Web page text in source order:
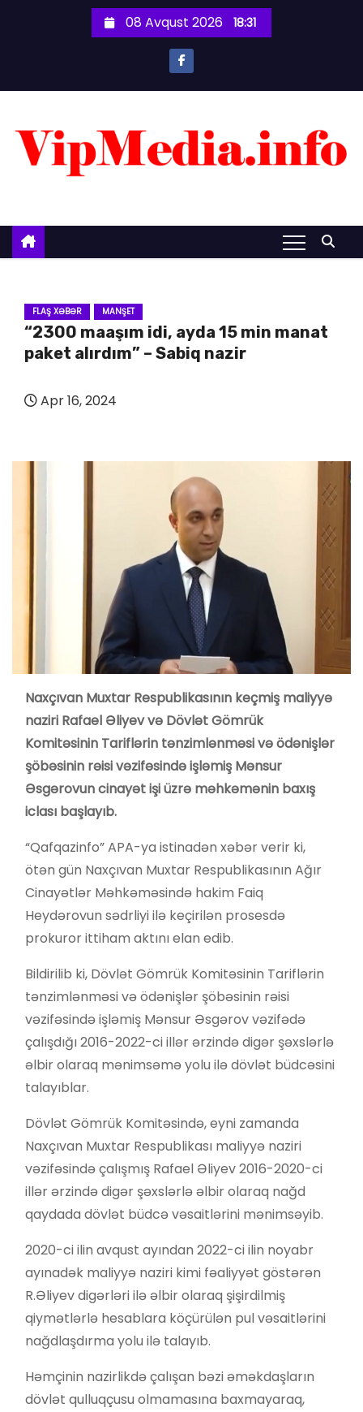
n
08 Avqust 2026 18:31
FLAŞ XƏBƏR MANŞET
“2300 maaşım idi, ayda 15 min manat
paket alırdım” – Sabiq nazir
Apr 16, 2024
Naxçıvan Muxtar Respublikasının keçmiş maliyyə
naziri Rafael Əliyev və Dövlət Gömrük
Komitəsinin Tariflərin tənzimlənməsi və ödənişlər
şöbəsinin rəisi vəzifəsində işləmiş Mənsur
Əsgərovun cinayət işi üzrə məhkəmənin baxış
iclası başlayıb.
“Qafqazinfo” APA-ya istinadən xəbər verir ki,
ötən gün Naxçıvan Muxtar Respublikasının Ağır
Cinayətlər Məhkəməsində hakim Faiq
Heydərovun sədrliyi ilə keçirilən prosesdə
prokuror ittiham aktını elan edib.
Bildirilib ki, Dövlət Gömrük Komitəsinin Tariflərin
tənzimlənməsi və ödənişlər şöbəsinin rəisi
vəzifəsində işləmiş Mənsur Əsgərov vəzifədə
çalışdığı 2016-2022-ci illər ərzində digər şəxslərlə
əlbir olaraq mənimsəmə yolu ilə dövlət büdcəsini
talayıblar.
Dövlət Gömrük Komitəsində, eyni zamanda
Naxçıvan Muxtar Respublikası maliyyə naziri
vəzifəsində çalışmış Rafael Əliyev 2016-2020-ci
illər ərzində digər şəxslərlə əlbir olaraq nağd
qaydada dövlət büdcə vəsaitlərini mənimsəyib.
2020-ci ilin avqust ayından 2022-ci ilin noyabr
ayınadək maliyyə naziri kimi fəaliyyət göstərən
R.Əliyev digərləri ilə əlbir olaraq şişirdilmiş
qiymətlərlə hesablara köçürülən pul vəsaitlərini
nağdlaşdırma yolu ilə talayıb.
Həmçinin nazirlikdə çalışan bəzi əməkdaşların
dövlət qulluqçusu olmamasına baxmayaraq,